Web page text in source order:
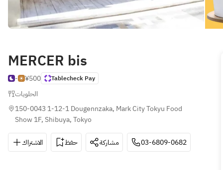
MERCER bis
- ¥500 Tablecheck Pay
الحلويات
150-0043 1-12-1 Dougennzaka, Mark City Tokyu Food
Show 1F, Shibuya, Tokyo
الاشتراك حفظ مشاركة 03-6809-0682